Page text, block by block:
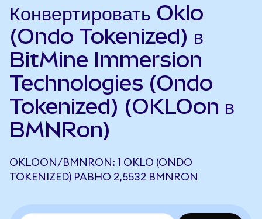
Конвертировать Oklo
(Ondo Tokenized) в
BitMine Immersion
Technologies (Ondo
Tokenized) (OKLOon в
BMNRon)
OKLOON/BMNRON: 1 OKLO (ONDO
TOKENIZED) РАВНО 2,5532 BMNRON